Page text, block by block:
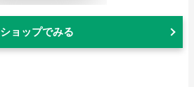
ショップでみる